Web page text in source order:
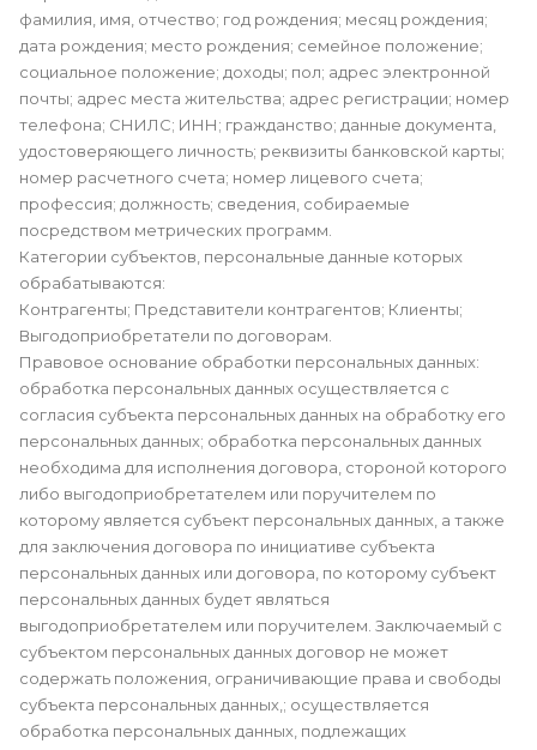
фамилия, имя, отчество; год рождения; месяц рождения;
дата рождения; место рождения; семейное положение;
социальное положение; доходы; пол; адрес электронной
почты; адрес места жительства; адрес регистрации; номер
телефона; СНИЛС; ИНН; гражданство; данные документа,
удостоверяющего личность; реквизиты банковской карты;
номер расчетного счета; номер лицевого счета;
профессия; должность; сведения, собираемые
посредством метрических программ.
Категории субъектов, персональные данные которых
обрабатываются:
Контрагенты; Представители контрагентов; Клиенты;
Выгодоприобретатели по договорам.
Правовое основание обработки персональных данных:
обработка персональных данных осуществляется с
согласия субъекта персональных данных на обработку его
персональных данных; обработка персональных данных
необходима для исполнения договора, стороной которого
либо выгодоприобретателем или поручителем по
которому является субъект персональных данных, а также
для заключения договора по инициативе субъекта
персональных данных или договора, по которому субъект
персональных данных будет являться
выгодоприобретателем или поручителем. Заключаемый с
субъектом персональных данных договор не может
содержать положения, ограничивающие права и свободы
субъекта персональных данных,; осуществляется
обработка персональных данных, подлежащих